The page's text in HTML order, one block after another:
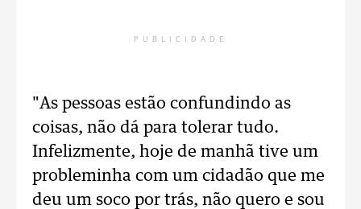
PUBLICIDADE
"As pessoas estão confundindo as
coisas, não dá para tolerar tudo.
Infelizmente, hoje de manhã tive um
probleminha com um cidadão que me
deu um soco por trás, não quero e sou